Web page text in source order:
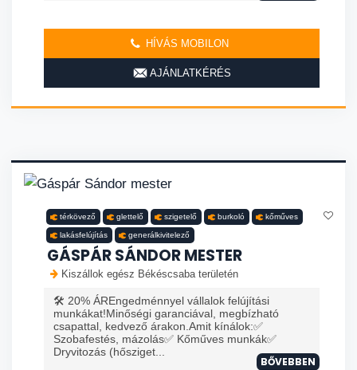
HÍVÁS MOBILON
AJÁNLATKÉRÉS
térkövező glettelő szigetelő burkoló kőműves
lakásfelújítás generálkivitelező
GÁSPÁR SÁNDOR MESTER
Kiszállok egész Békéscsaba területén
🛠️ 20% ÁREngedménnyel vállalok felújítási
munkákat!Minőségi garanciával, megbízható
csapattal, kedvező árakon.Amit kínálok:✅
Szobafestés, mázolás✅ Kőműves munkák✅
Dryvitozás (hősziget...
BŐVEBBEN